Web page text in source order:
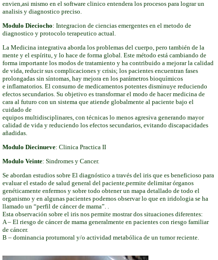
envien,asi mismo en el software clinico entendera los procesos para lograr un
analisis y diagnostico preciso.
Modulo Dieciocho: Integracion de ciencias emergentes en el metodo de
diagnostico y protocolo terapeutico actual.
La Medicina integrativa aborda los problemas del cuerpo, pero también de la
mente y el espíritu, y lo hace de forma global. Este método está cambiando de
forma importante los modos de tratamiento y ha contribuido a mejorar la calidad
de vida, reducir sus complicaciones y crisis; los pacientes encuentran fases
prolongadas sin síntomas, hay mejora en los parámetros bioquímicos
e inflamatorios. El consumo de medicamentos potentes disminuye reduciendo
efectos secundarios. Su objetivo es transformar el modo de hacer medicina de
cara al futuro con un sistema que atiende globalmente al paciente bajo el
cuidado de
equipos multidisciplinares, con técnicas lo menos agresiva generando mayor
calidad de vida y reduciendo los efectos secundarios, evitando discapacidades
añadidas.
Modulo Diecinueve: Clinica Practica II
Modulo Veinte: Sindromes y Cancer.
Se abordan estudios sobre El diagnóstico a través del iris que es beneficioso para
evaluar el estado de salud general del paciente,permite delimitar órganos
genéticamente enfermos y sobre todo obtener un mapa detallado de todo el
organismo y en algunas pacientes podemos observar lo que en iridologia se ha
llamado un “perfil de cáncer de mama”. .
Esta observación sobre el iris nos permite mostrar dos situaciones diferentes:
A – El riesgo de cáncer de mama generalmente en pacientes con riesgo familiar
de cáncer.
B – dominancia protumoral y/o actividad metabólica de un tumor reciente.